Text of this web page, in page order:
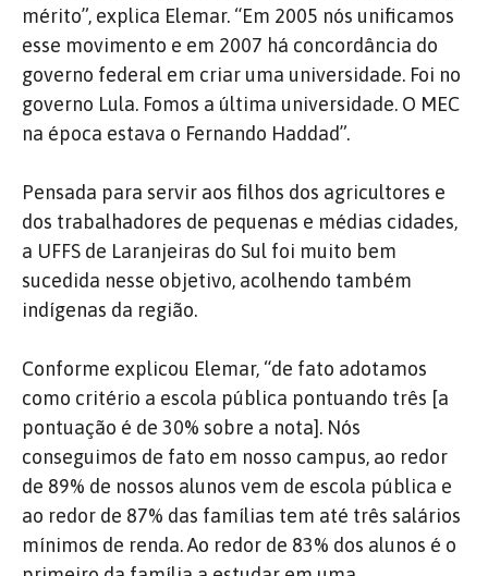
mérito”, explica Elemar. “Em 2005 nós unificamos
esse movimento e em 2007 há concordância do
governo federal em criar uma universidade. Foi no
governo Lula. Fomos a última universidade. O MEC
na época estava o Fernando Haddad”.
Pensada para servir aos filhos dos agricultores e
dos trabalhadores de pequenas e médias cidades,
a UFFS de Laranjeiras do Sul foi muito bem
sucedida nesse objetivo, acolhendo também
indígenas da região.
Conforme explicou Elemar, “de fato adotamos
como critério a escola pública pontuando três [a
pontuação é de 30% sobre a nota]. Nós
conseguimos de fato em nosso campus, ao redor
de 89% de nossos alunos vem de escola pública e
ao redor de 87% das famílias tem até três salários
mínimos de renda. Ao redor de 83% dos alunos é o